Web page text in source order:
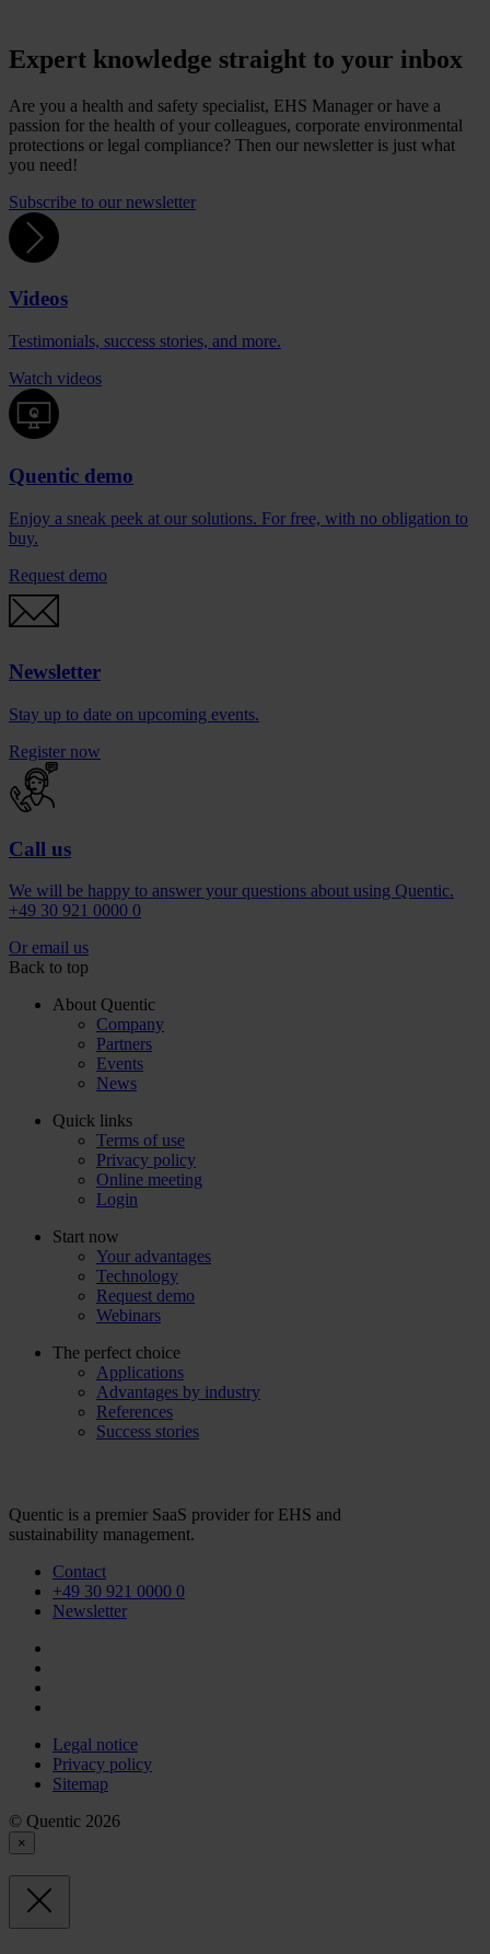
Expert knowledge straight to your inbox
Are you a health and safety specialist, EHS Manager or have a
passion for the health of your colleagues, corporate environmental
protections or legal compliance? Then our newsletter is just what
you need!
Subscribe to our newsletter
Videos
Testimonials, success stories, and more.
Watch videos
Quentic demo
Enjoy a sneak peek at our solutions. For free, with no obligation to
buy.
Request demo
Newsletter
Stay up to date on upcoming events.
Register now
Call us
We will be happy to answer your questions about using Quentic.
+49 30 921 0000 0
Or email us
Back to top
About Quentic
Company
Partners
Events
News
Quick links
Terms of use
Privacy policy
Online meeting
Login
Start now
Your advantages
Technology
Request demo
Webinars
The perfect choice
Applications
Advantages by industry
References
Success stories
Quentic is a premier SaaS provider for EHS and
sustainability management.
Contact
+49 30 921 0000 0
Newsletter
Legal notice
Privacy policy
Sitemap
© Quentic 2026
×